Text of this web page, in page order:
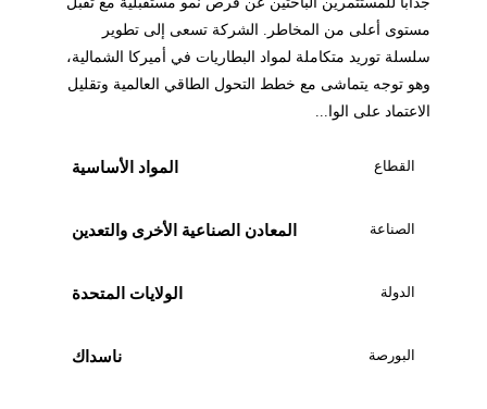
مستوى أعلى من المخاطر. الشركة تسعى إلى تطوير
سلسلة توريد متكاملة لمواد البطاريات في أميركا الشمالية،
وهو توجه يتماشى مع خطط التحول الطاقي العالمية وتقليل
الاعتماد على الوا...
القطاع المواد الأساسية
الصناعة المعادن الصناعية الأخرى والتعدين
الدولة الولايات المتحدة
البورصة ناسداك